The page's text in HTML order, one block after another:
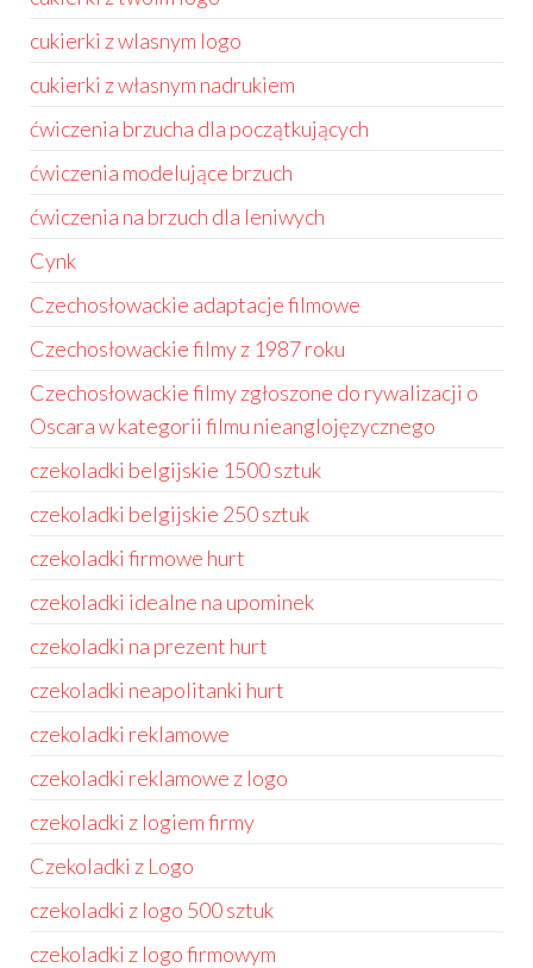
cukierki z wlasnym logo
cukierki z własnym nadrukiem
ćwiczenia brzucha dla początkujących
ćwiczenia modelujące brzuch
ćwiczenia na brzuch dla leniwych
Cynk
Czechosłowackie adaptacje filmowe
Czechosłowackie filmy z 1987 roku
Czechosłowackie filmy zgłoszone do rywalizacji o
Oscara w kategorii filmu nieanglojęzycznego
czekoladki belgijskie 1500 sztuk
czekoladki belgijskie 250 sztuk
czekoladki firmowe hurt
czekoladki idealne na upominek
czekoladki na prezent hurt
czekoladki neapolitanki hurt
czekoladki reklamowe
czekoladki reklamowe z logo
czekoladki z logiem firmy
Czekoladki z Logo
czekoladki z logo 500 sztuk
czekoladki z logo firmowym